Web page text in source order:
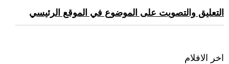
التعليق والتصويت على الموضوع في الموقع الرئيسي
اخر الافلام